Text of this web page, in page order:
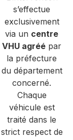
s’effectue
exclusivement
via un centre
VHU agréé par
la préfecture
du département
concerné.
Chaque
véhicule est
traité dans le
strict respect de